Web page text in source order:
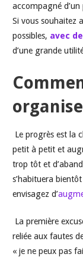
accompagné d’un
Si vous souhaitez
possibles, avec
d’une grande
Le progrès est la
petit à petit et
trop tôt et
s’habituera
envisagez d’
La première
reliée aux fautes
« je ne peux pas